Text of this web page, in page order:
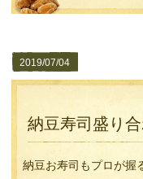
2019/07/04
納豆寿司盛り
納豆お寿司もプロが握